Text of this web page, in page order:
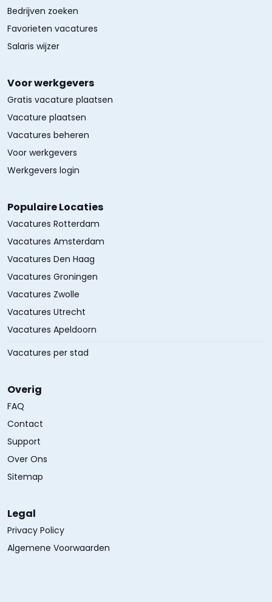
Bedrijven zoeken
Favorieten vacatures
Salaris wijzer
Voor werkgevers
Gratis vacature plaatsen
Vacature plaatsen
Vacatures beheren
Voor werkgevers
Werkgevers login
Populaire Locaties
Vacatures Rotterdam
Vacatures Amsterdam
Vacatures Den Haag
Vacatures Groningen
Vacatures Zwolle
Vacatures Utrecht
Vacatures Apeldoorn
Vacatures per stad
Overig
FAQ
Contact
Support
Over Ons
Sitemap
Legal
Privacy Policy
Algemene Voorwaarden